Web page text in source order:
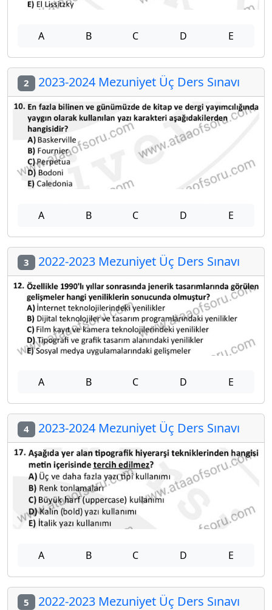
A B C D E
2 2023-2024 Mezuniyet Üç Ders Sınavı
A B C D E
3 2022-2023 Mezuniyet Üç Ders Sınavı
A B C D E
4 2023-2024 Mezuniyet Üç Ders Sınavı
A B C D E
5 2022-2023 Mezuniyet Üç Ders Sınavı